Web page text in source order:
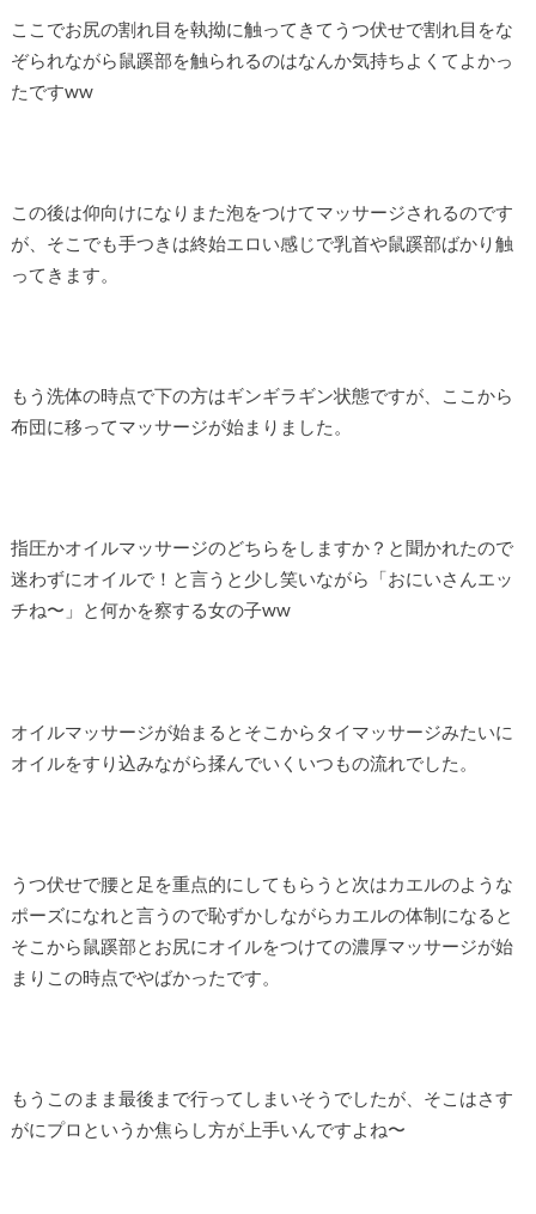
ここでお尻の割れ目を執拗に触ってきてうつ伏せで割れ目をな
ぞられながら鼠蹊部を触られるのはなんか気持ちよくてよかっ
たですww
この後は仰向けになりまた泡をつけてマッサージされるのです
が、そこでも手つきは終始エロい感じで乳首や鼠蹊部ばかり触
ってきます。
もう洗体の時点で下の方はギンギラギン状態ですが、ここから
布団に移ってマッサージが始まりました。
指圧かオイルマッサージのどちらをしますか？と聞かれたので
迷わずにオイルで！と言うと少し笑いながら「おにいさんエッ
チね〜」と何かを察する女の子ww
オイルマッサージが始まるとそこからタイマッサージみたいに
オイルをすり込みながら揉んでいくいつもの流れでした。
うつ伏せで腰と足を重点的にしてもらうと次はカエルのような
ポーズになれと言うので恥ずかしながらカエルの体制になると
そこから鼠蹊部とお尻にオイルをつけての濃厚マッサージが始
まりこの時点でやばかったです。
もうこのまま最後まで行ってしまいそうでしたが、そこはさす
がにプロというか焦らし方が上手いんですよね〜